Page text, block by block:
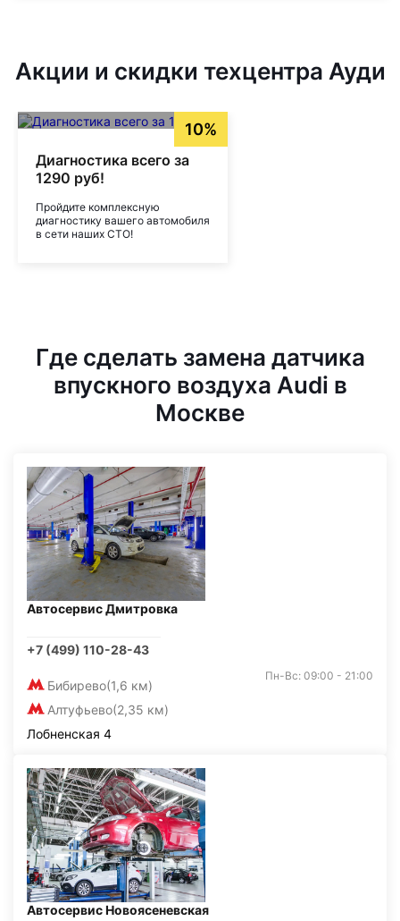
Акции и скидки техцентра Ауди
10%
Диагностика всего за
1290 руб!
Пройдите комплексную
диагностику вашего автомобиля
в сети наших СТО!
Где сделать замена датчика
впускного воздуха Audi в
Москве
Автосервис Дмитровка
+7 (499) 110-28-43
Бибирево(1,6 км)
Алтуфьево(2,35 км)
Пн-Вс: 09:00 - 21:00
Лобненская 4
Автосервис Новоясеневская